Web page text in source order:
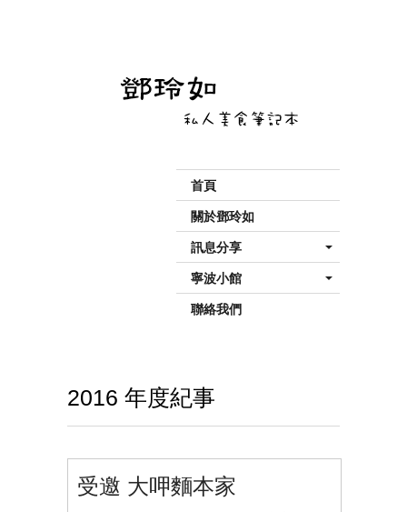
首頁
關於鄧玲如
訊息分享
寧波小館
聯絡我們
2016 年度紀事
受邀 大呷麵本家